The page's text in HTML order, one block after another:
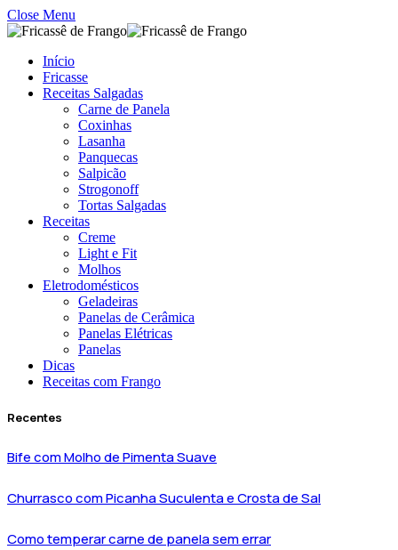
Close Menu
Início
Fricasse
Receitas Salgadas
Carne de Panela
Coxinhas
Lasanha
Panquecas
Salpicão
Strogonoff
Tortas Salgadas
Receitas
Creme
Light e Fit
Molhos
Eletrodomésticos
Geladeiras
Panelas de Cerâmica
Panelas Elétricas
Panelas
Dicas
Receitas com Frango
Recentes
Bife com Molho de Pimenta Suave
Churrasco com Picanha Suculenta e Crosta de Sal
Como temperar carne de panela sem errar